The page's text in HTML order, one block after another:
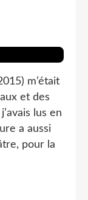
m’était
et des
lus en
a aussi
pour la